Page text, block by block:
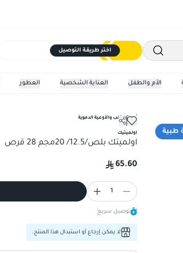
اختر طريقة التوصيل
العطور العناية الشخصية الأم والطفل
طبية
أدوية القلب والأوعية الدموية
اولميتيك
اولميتك بلص/12.5/ 20مجم 28 قرص
65.60
1
توصيل سريع
لا يمكن إرجاع أو استبدال هذا المنتج.